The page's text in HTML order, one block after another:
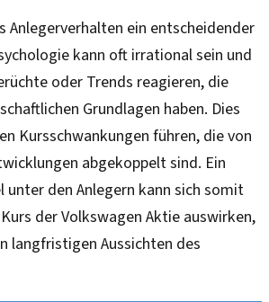
Anlegerverhalten ein entscheidender
kann oft irrational sein und
oder Trends reagieren, die
Grundlagen haben. Dies
Kursschwankungen führen, die von
abgekoppelt sind. Ein
unter den Anlegern kann sich somit
der Volkswagen Aktie auswirken,
langfristigen Aussichten des